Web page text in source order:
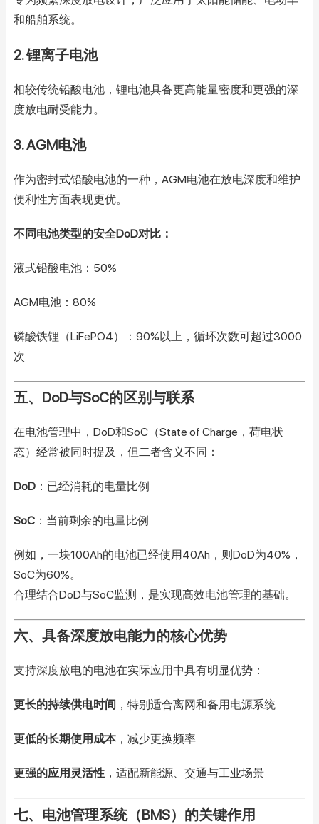
和船舶系统。
2. 锂离子电池
相较传统铅酸电池，锂电池具备更高能量密度和更强的深
度放电耐受能力。
3. AGM电池
作为密封式铅酸电池的一种，AGM电池在放电深度和维护
便利性方面表现更优。
不同电池类型的安全DoD对比：
液式铅酸电池：50%
AGM电池：80%
磷酸铁锂（LiFePO4）：90%以上，循环次数可超过3000
次
五、DoD与SoC的区别与联系
在电池管理中，DoD和SoC（State of Charge，荷电状
态）经常被同时提及，但二者含义不同：
DoD：已经消耗的电量比例
SoC：当前剩余的电量比例
例如，一块100Ah的电池已经使用40Ah，则DoD为40%，
SoC为60%。
合理结合DoD与SoC监测，是实现高效电池管理的基础。
六、具备深度放电能力的核心优势
支持深度放电的电池在实际应用中具有明显优势：
更长的持续供电时间 ，特别适合离网和备用电源系统
更低的长期使用成本，减少更换频率
更强的应用灵活性，适配新能源、交通与工业场景
七、电池管理系统（BMS）的关键作用